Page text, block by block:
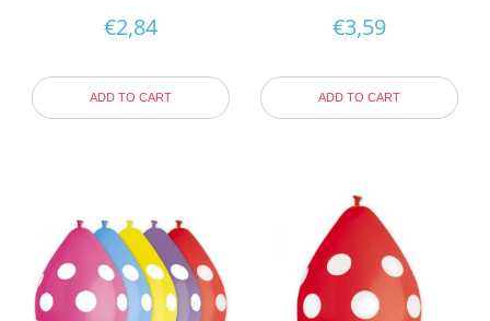
€2,84
ADD TO CART
€3,59
ADD TO CART